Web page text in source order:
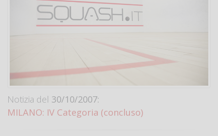
Notizia del 30/10/2007:
MILANO: IV Categoria (concluso)